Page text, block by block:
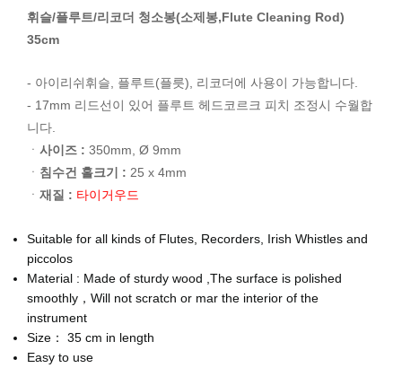
휘슬/플루트/리코더 청소봉(소제봉,Flute Cleaning Rod)
35cm
- 아이리쉬휘슬, 플루트(플릇), 리코더에 사용이 가능합니다.
- 17mm 리드선이 있어 플루트 헤드코르크 피치 조정시 수월합
니다.
ㆍ 사이즈 : 350mm, Ø 9mm
ㆍ 침수건 홀크기 : 25 x 4mm
ㆍ 재질 : 타이거우드
Suitable for all kinds of Flutes, Recorders, Irish Whistles and
piccolos
Material : Made of sturdy wood ,The surface is polished
smoothly，Will not scratch or mar the interior of the
instrument
Size： 35 cm in length
Easy to use